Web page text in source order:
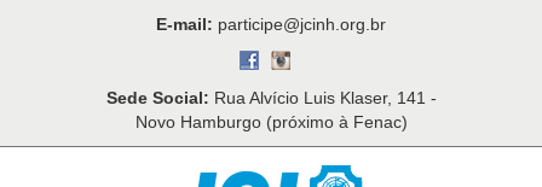
E-mail: participe@jcinh.org.br
Sede Social: Rua Alvício Luis Klaser, 141 -
Novo Hamburgo (próximo à Fenac)